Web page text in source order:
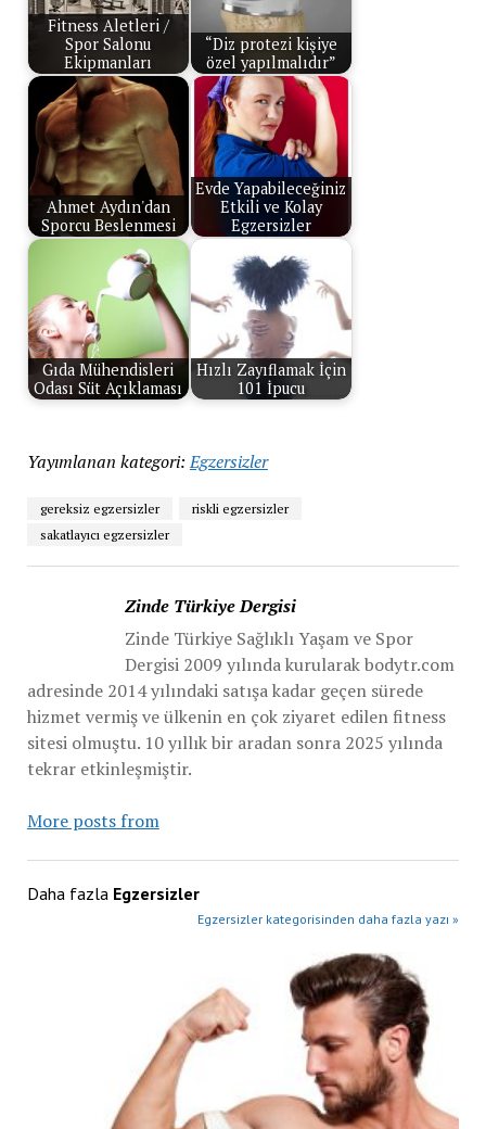
Fitness Aletleri /
Spor Salonu
Ekipmanları
“Diz protezi kişiye
özel yapılmalıdır”
Ahmet Aydın'dan
Sporcu Beslenmesi
Evde Yapabileceğiniz
Etkili ve Kolay
Egzersizler
Gıda Mühendisleri
Odası Süt Açıklaması
Hızlı Zayıflamak İçin
101 İpucu
Yayımlanan kategori: Egzersizler
gereksiz egzersizler
riskli egzersizler
sakatlayıcı egzersizler
Zinde Türkiye Dergisi
Zinde Türkiye Sağlıklı Yaşam ve Spor
Dergisi 2009 yılında kurularak bodytr.com
adresinde 2014 yılındaki satışa kadar geçen sürede
hizmet vermiş ve ülkenin en çok ziyaret edilen fitness
sitesi olmuştu. 10 yıllık bir aradan sonra 2025 yılında
tekrar etkinleşmiştir.
More posts from
Daha fazla Egzersizler
Egzersizler kategorisinden daha fazla yazı »